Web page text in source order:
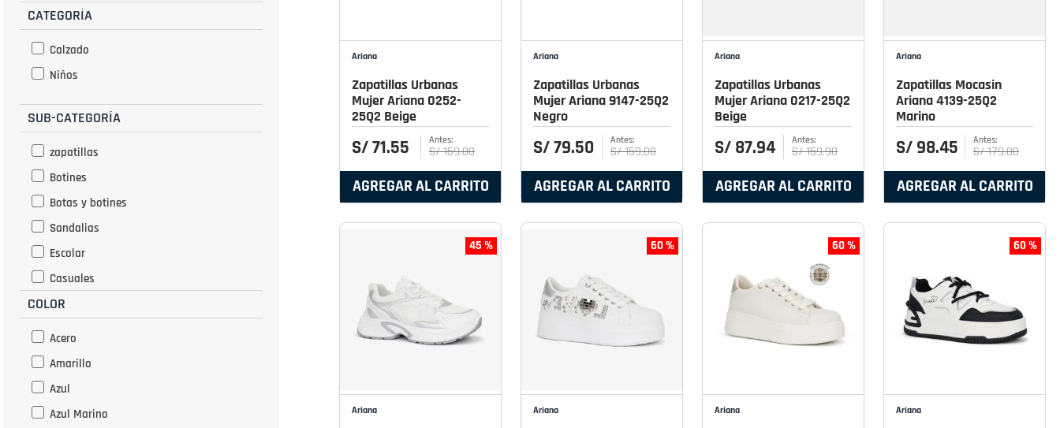
CATEGORÍA
Calzado
Niños
SUB-CATEGORÍA
zapatillas
Botines
Botas y botines
Sandalias
Escolar
Casuales
COLOR
Acero
Amarillo
Azul
Azul Marino
Ariana
Zapatillas Urbanas
Mujer Ariana 0252-
25Q2 Beige
S/71.55 S/159.00
AGREGAR AL CARRITO
Ariana
Zapatillas Urbanas
Mujer Ariana 9147-25Q2
Negro
S/79.50 S/159.00
AGREGAR AL CARRITO
Ariana
Zapatillas Urbanas
Mujer Ariana 0217-25Q2
Beige
S/ 87.94 S/159.90
AGREGAR AL CARRITO
Ariana
Zapatillas Mocasin
Ariana 4139-25Q2
Marino
S/ 98.45 S/179.00
AGREGAR AL CARRITO
45 %
Ariana
60 %
Ariana
60 %
Ariana
60 %
Ariana